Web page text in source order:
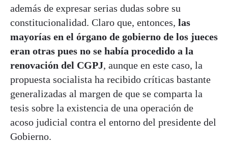
además de expresar serias dudas sobre su
constitucionalidad. Claro que, entonces, las
mayorías en el órgano de gobierno de los jueces
eran otras pues no se había procedido a la
renovación del CGPJ, aunque en este caso, la
propuesta socialista ha recibido críticas bastante
generalizadas al margen de que se comparta la
tesis sobre la existencia de una operación de
acoso judicial contra el entorno del presidente del
Gobierno.